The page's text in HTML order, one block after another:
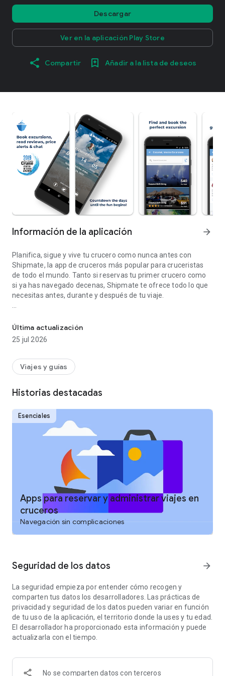
Descargar
Ver en la aplicación Play Store
Compartir Añadir a la lista de deseos
Información de la aplicación arrow_forward
Planifica, sigue y vive tu crucero como nunca antes con
Shipmate, la app de cruceros más popular para cruceristas
de todo el mundo. Tanto si reservas tu primer crucero como
si ya has navegado decenas, Shipmate te ofrece todo lo que
necesitas antes, durante y después de tu viaje.
Shipmate para buscar barcos, comparar precios, mantenerse
organizados y conectar con otros viajeros.
Busca y compara cruceros: encuentra tu itinerario, puerto de
salida o destino perfectos.
Sigue precios y ofertas: activa las alertas de precios y sé el
cruceros.
Lee reseñas verificadas: explora miles de reseñas de
usuarios y fotos reales de viajeros.
Ver planos de cubierta: obtén mapas detallados de las
cubiertas para explorar tu barco antes de embarcar.
Cuenta regresiva para cruceros: no te pierdas el día de
🧭 Conecta y comparte
y comparte tus propias experiencias en nuestra activa
comunidad de cruceros.
Sube fotos y reseñas: Documenta tu viaje y ayuda a otros
cruceristas con tu opinión sincera.
aventuras fuera del barco con otros viajeros.
Última actualización
25 jul 2026
Viajes y guías
Historias destacadas
Esenciales
Apps para reservar y administrar viajes en
cruceros
Navegación sin complicaciones
Seguridad de los datos arrow_forward
La seguridad empieza por entender cómo recogen y
comparten tus datos los desarrolladores. Las prácticas de
privacidad y seguridad de los datos pueden variar en función
de tu uso de la aplicación, el territorio donde la uses y tu edad.
El desarrollador ha proporcionado esta información y puede
actualizarla con el tiempo.
No se comparten datos con terceros